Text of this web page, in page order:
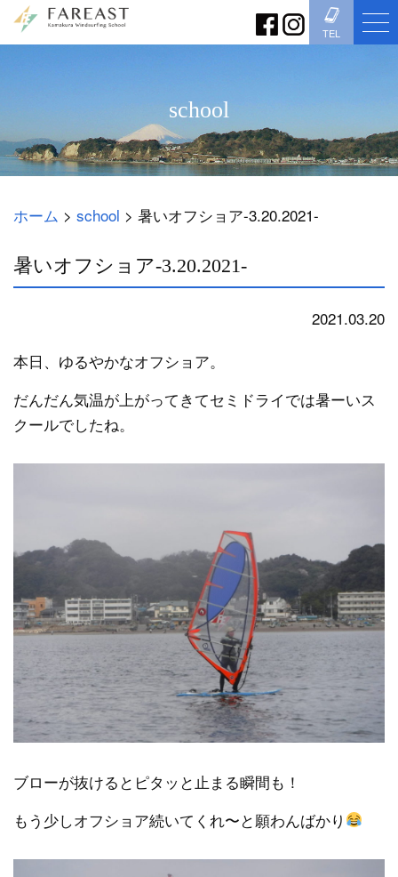
TEL
school
ホーム > school > 暑いオフショア-3.20.2021-
暑いオフショア-3.20.2021-
2021.03.20
本日、ゆるやかなオフショア。
だんだん気温が上がってきてセミドライでは暑ーいス
クールでしたね。
ブローが抜けるとピタッと止まる瞬間も！
もう少しオフショア続いてくれ〜と願わんばかり